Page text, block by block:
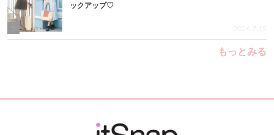
ックアップ♡
2026.7.15
もっとみる